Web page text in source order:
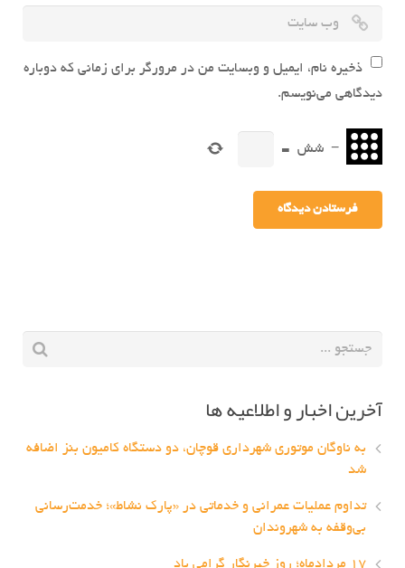
ذخیره نام، ایمیل و وبسایت من در مرورگر برای زمانی که دوباره
دیدگاهی می‌نویسم.
− شش =
آخرین اخبار و اطلاعیه ها
به ناوگان موتوری شهرداری قوچان، دو دستگاه کامیون بنز اضافه
شد
تداوم عملیات عمرانی و خدماتی در «پارک نشاط»؛ خدمت‌رسانی
بی‌وقفه به شهروندان
۱۷ مردادماه؛ روز خبرنگار گرامی باد